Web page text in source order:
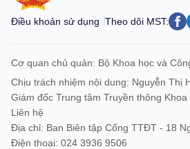
Điều khoản sử dụng Theo dõi MST:
Cơ quan chủ quản: Bộ Khoa học và
Chịu trách nhiệm nội dung: Nguyễn Thị
Giám đốc Trung tâm Truyền thông Khoa
Liên hệ
Địa chỉ: Ban Biên tập Cổng TTĐT - 18
Điện thoại: 024 3936 9506